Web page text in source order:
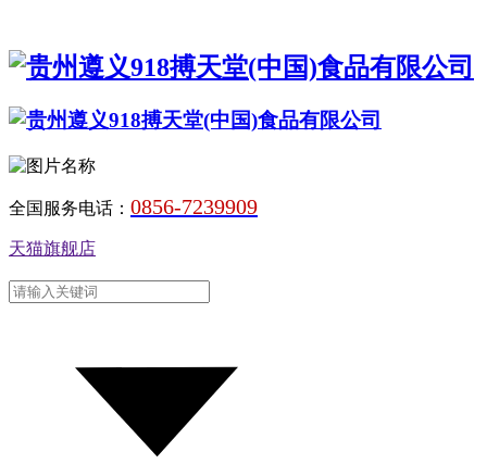
全国服务电话： 0856-7239909
天猫旗舰店